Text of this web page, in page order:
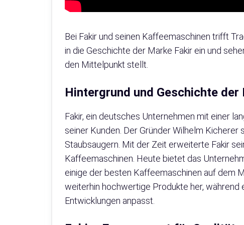
Bei Fakir und seinen Kaffeemaschinen trifft
in die Geschichte der Marke Fakir ein und
den Mittelpunkt stellt.
Hintergrund und Geschichte der
Fakir, ein deutsches Unternehmen mit einer
seiner Kunden. Der Gründer Wilhelm
Staubsaugern. Mit der Zeit erweiterte Fakir
Kaffeemaschinen. Heute bietet das
einige der besten Kaffeemaschinen auf dem
weiterhin hochwertige Produkte her,
Entwicklungen anpasst.